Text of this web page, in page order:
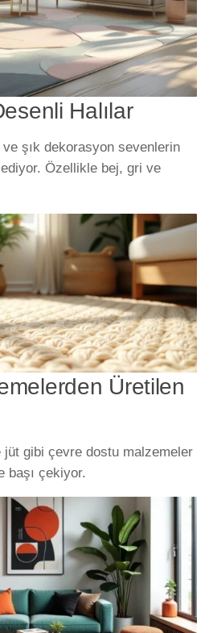
Halılar
şık dekorasyon sevenlerin
Özellikle bej, gri ve
Üretilen
gibi çevre dostu malzemeler
başı çekiyor.